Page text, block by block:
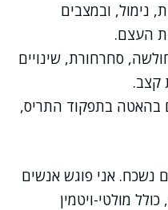
נימול, ובמצבים
העצם.
סחרחורת, שינויים
קצב.
בהאטה בתפקוד התריס,
נשכח. אני פוגש אנשים
מולטי-ויטמין